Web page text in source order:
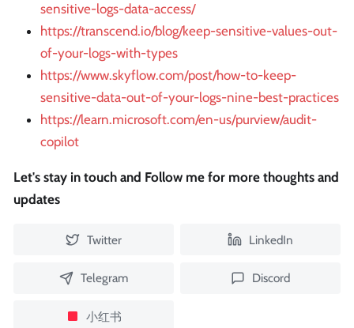
sensitive-logs-data-access/
https://transcend.io/blog/keep-sensitive-values-out-
of-your-logs-with-types
https://www.skyflow.com/post/how-to-keep-
sensitive-data-out-of-your-logs-nine-best-practices
https://learn.microsoft.com/en-us/purview/audit-
copilot
Let's stay in touch and Follow me for more thoughts and
updates
Twitter LinkedIn
Telegram Discord
小红书